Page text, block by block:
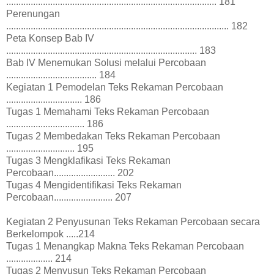
Perenungan
........................................................................................... 182
Peta Konsep Bab IV
.............................................................................. 183
Bab IV Menemukan Solusi melalui Percobaan
..................................... 184
Kegiatan 1 Pemodelan Teks Rekaman Percobaan
............................... 186
Tugas 1 Memahami Teks Rekaman Percobaan
................................ 186
Tugas 2 Membedakan Teks Rekaman Percobaan
............................ 195
Tugas 3 Mengklafikasi Teks Rekaman
Percobaan......................... 202
Tugas 4 Mengidentifikasi Teks Rekaman
Percobaan........................ 207
Kegiatan 2 Penyusunan Teks Rekaman Percobaan secara
Berkelompok .....214
Tugas 1 Menangkap Makna Teks Rekaman Percobaan
................... 214
Tugas 2 Menyusun Teks Rekaman Percobaan